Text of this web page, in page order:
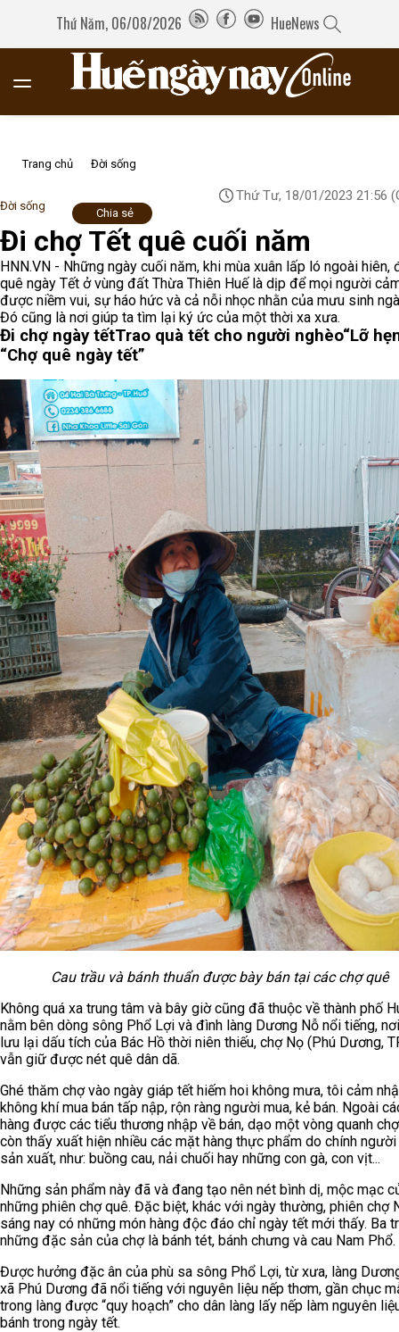
Thứ Năm, 06/08/2026 HueNews
Trang chủ Đời sống
Đời sống
Thứ Tư, 18/01/2023 21:56
Chia sẻ
Đi chợ Tết quê cuối năm
HNN.VN - Những ngày cuối năm, khi mùa xuân lấp ló ngoài hiên,
quê ngày Tết ở vùng đất Thừa Thiên Huế là dịp để mọi người
được niềm vui, sự háo hức và cả nỗi nhọc nhằn của mưu sinh
Đó cũng là nơi giúp ta tìm lại ký ức của một thời xa xưa.
Đi chợ ngày tếtTrao quà tết cho người nghèo“Lỡ
“Chợ quê ngày tết”
Cau trầu và bánh thuẩn được bày bán tại các chợ quê
Không quá xa trung tâm và bây giờ cũng đã thuộc về thành phố
nằm bên dòng sông Phổ Lợi và đình làng Dương Nỗ nổi tiếng,
lưu lại dấu tích của Bác Hồ thời niên thiếu, chợ Nọ (Phú Dương,
vẫn giữ được nét quê dân dã.
Ghé thăm chợ vào ngày giáp tết hiếm hoi không mưa, tôi cảm
không khí mua bán tấp nập, rộn ràng người mua, kẻ bán. Ngoài
hàng được các tiểu thương nhập về bán, dạo một vòng quanh
còn thấy xuất hiện nhiều các mặt hàng thực phẩm do chính
sản xuất, như: buồng cau, nải chuối hay những con gà, con vịt...
Những sản phẩm này đã và đang tạo nên nét bình dị, mộc mạc
những phiên chợ quê. Đặc biệt, khác với ngày thường, phiên chợ
sáng nay có những món hàng độc đáo chỉ ngày tết mới thấy. Ba
những đặc sản của chợ là bánh tét, bánh chưng và cau Nam Phổ.
Được hưởng đặc ân của phù sa sông Phổ Lợi, từ xưa, làng
xã Phú Dương đã nổi tiếng với nguyên liệu nếp thơm, gần chục
trong làng được “quy hoạch” cho dân làng lấy nếp làm nguyên
bánh trong ngày tết.